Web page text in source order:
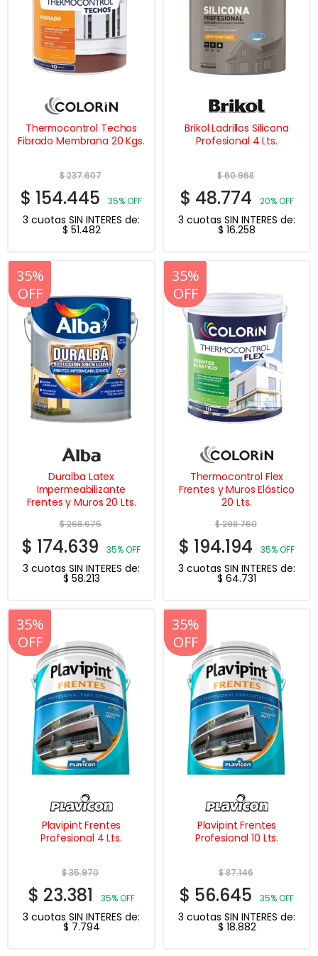
Thermocontrol Techos
Fibrado Membrana 20 Kgs.
$237.607
$ 154.445 35% OFF
3 cuotas SIN INTERES de:
$ 51.482
Brikol Ladrillos Silicona
Profesional 4 Lts.
$60.968
$ 48.774 20% OFF
3 cuotas SIN INTERES de:
$ 16.258
20%
OFF
35%
OFF
Duralba Latex
Impermeabilizante
Frentes y Muros 20 Lts.
$268.675
$ 174.639 35% OFF
3 cuotas SIN INTERES de:
$ 58.213
20%
OFF
35%
OFF
Thermocontrol Flex
Frentes y Muros Elástico
20 Lts.
$298.760
$ 194.194 35% OFF
3 cuotas SIN INTERES de:
$ 64.731
20%
OFF
35%
OFF
Plavipint Frentes
Profesional 4 Lts.
$35.970
$ 23.381 35% OFF
3 cuotas SIN INTERES de:
$ 7.794
20%
OFF
35%
OFF
Plavipint Frentes
Profesional 10 Lts.
$87.146
$ 56.645 35% OFF
3 cuotas SIN INTERES de:
$ 18.882